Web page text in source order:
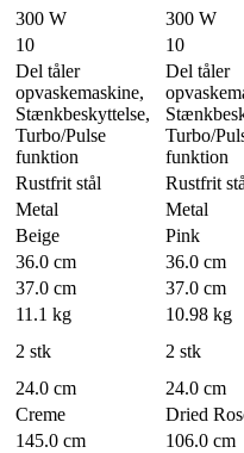
300 W
300 W
10 10
Del tåler
opvaskemaskine,
Stænkbeskyttelse,
Turbo/Pulse
funktion
Del tåler
Turbo/
funktion
Rustfrit stål
Rustfrit
Metal
Metal
Beige
Pink
36.0 cm
36.0 cm
37.0 cm
37.0 cm
11.1 kg
10.98 kg
2 stk
2 stk
24.0 cm
24.0 cm
Creme
Dried
145.0 cm
106.0 cm